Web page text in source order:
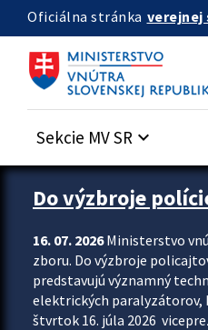
Preskocit na hlavný obsah
Oficiálna stránka verejnej
Sekcie MV SR keyboard_arrow_down
Zastavit automatický posun
Do výzbroje
16. 07. 2026Ministerstvo
zboru. Do výzbroje
predstavujú významný
elektrických paralyzátorov,
štvrtok 16. júla 2026